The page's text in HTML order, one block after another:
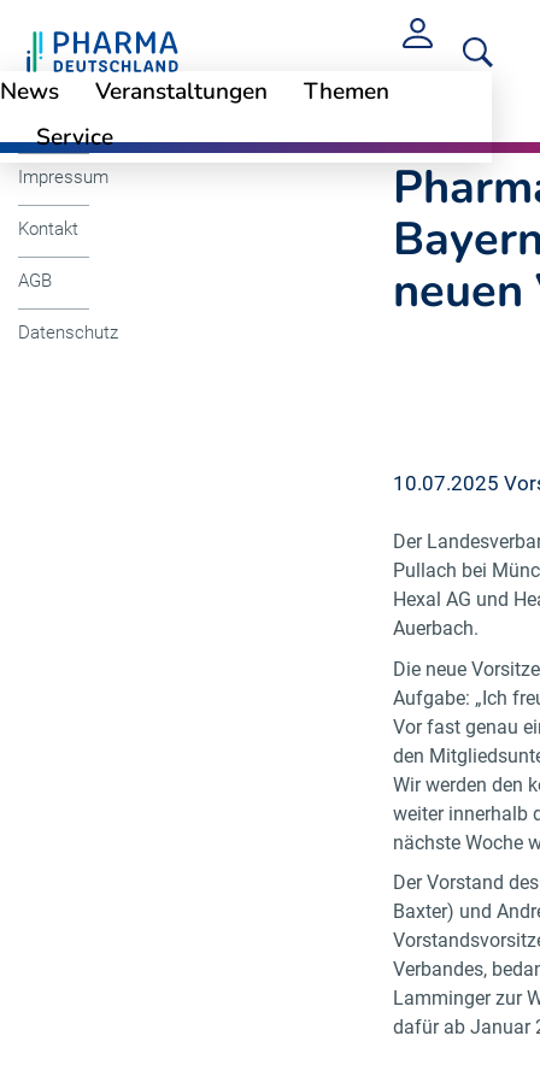
News Veranstaltungen
Themen
Service
Cookie-Einstellungen
Impressum
Kontakt
AGB
Datenschutz
10.07.2025
Der
Pullach bei
Hexal AG und
Auerbach.
Die neue
Aufgabe: „Ich
Vor fast genau
den
Wir werden den
weiter innerhalb
nächste Woche
Der Vorstand
Baxter) und
Verbandes,
Lamminger zur
dafür ab Januar